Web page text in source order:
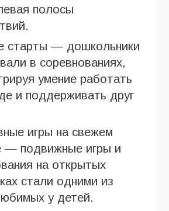
полосы
старты — дошкольники
в соревнованиях,
умение работать
и поддерживать друг
игры на свежем
— подвижные игры и
на открытых
стали одними из
у детей.